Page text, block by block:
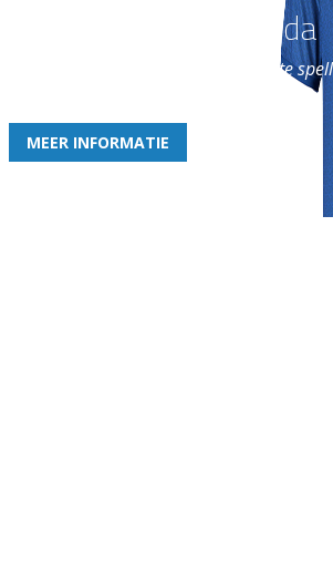
Word nu lid van Rohda
en geniet iedere week van het leukste
MEER INFORMATIE